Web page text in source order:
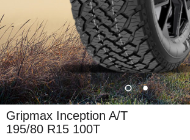
Gripmax Inception A/T
195/80 R15 100T